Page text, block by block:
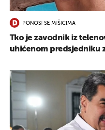
PONOSI SE MIŠIĆIMA
Tko je zavodnik iz
uhićenom predsjedniku